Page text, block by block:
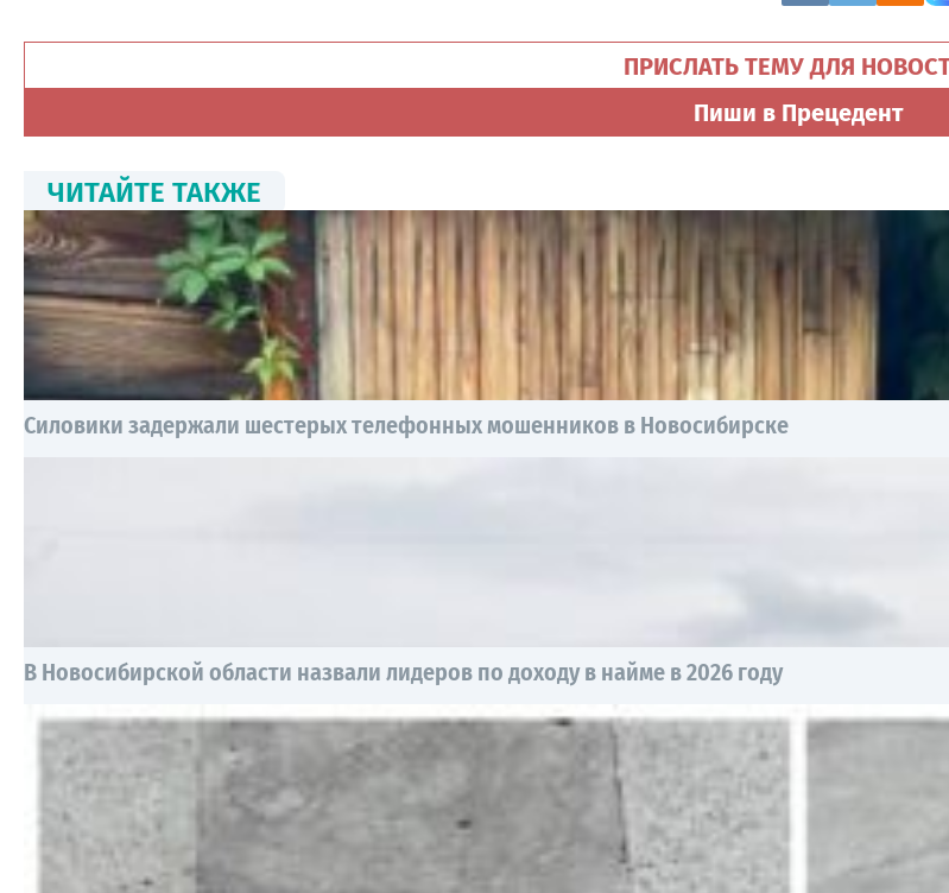
ПРИСЛАТЬ ТЕМУ ДЛЯ
Пиши в Прецедент
ЧИТАЙТЕ ТАКЖЕ
Силовики задержали шестерых телефонных мошенников в Новосибирске
В Новосибирской области назвали лидеров по доходу в найме в 2026 году